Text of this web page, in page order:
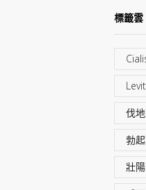
標籤雲
伐
勃
壯